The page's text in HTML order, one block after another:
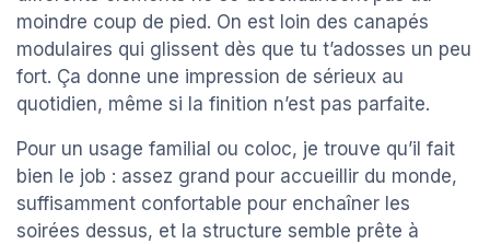
moindre coup de pied. On est loin des canapés
modulaires qui glissent dès que tu t’adosses un peu
fort. Ça donne une impression de sérieux au
quotidien, même si la finition n’est pas parfaite.
Pour un usage familial ou coloc, je trouve qu’il fait
bien le job : assez grand pour accueillir du monde,
suffisamment confortable pour enchaîner les
soirées dessus, et la structure semble prête à